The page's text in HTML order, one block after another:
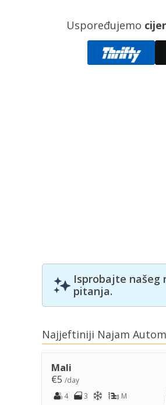
Uspoređujemo
Isprobajte
pitanja.
Najjeftiniji Najam
Mali
€5 /day
4
3 M